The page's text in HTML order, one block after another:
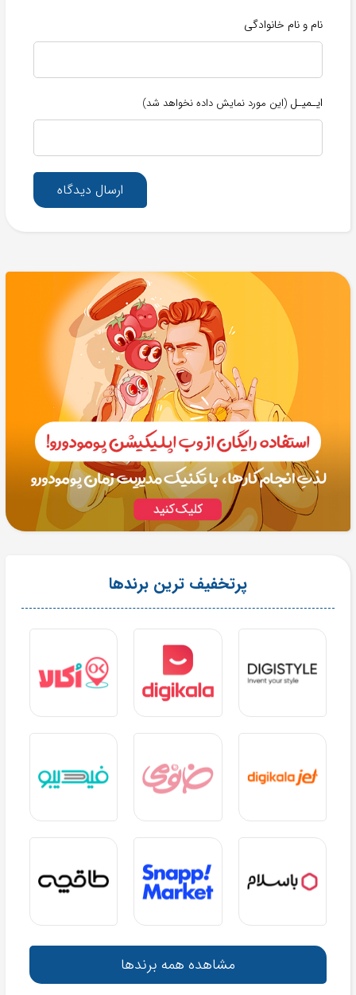
نام و نام خانوادگی
ایـمیـل (این مورد نمایش داده نخواهد شد)
ارسال دیدگاه
پرتخفیف ترین برندها
مشاهده همه برندها